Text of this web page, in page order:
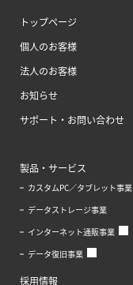
トップページ
個人のお客様
法人のお客様
お知らせ
サポート・お問い合わせ
製品・サービス
カスタムPC／タブレット事業
データストレージ事業
インターネット通販事業
データ復旧事業
採用情報